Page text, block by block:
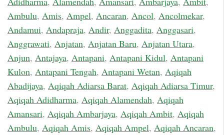
Ambulu, Amis, Ampel, Ancaran, Ancol, Ancolmekar,
Andamui, Andapraja, Andir, Anggadita, Anggasari,
Anggrawati, Anjatan, Anjatan Baru, Anjatan Utara,
Anjun, Antajaya, Antapani, Antapani Kidul, Antapani
Kulon, Antapani Tengah, Antapani Wetan, Aqiqah
Abadijaya, Aqiqah Adiarsa Barat, Aqiqah Adiarsa Timur,
Aqiqah Adidharma, Aqiqah Alamendah, Aqiqah
Amansari, Aqiqah Ambarjaya, Aqiqah Ambit, Aqiqah
Ambulu, Aqiqah Amis, Aqiqah Ampel, Aqiqah Ancaran,